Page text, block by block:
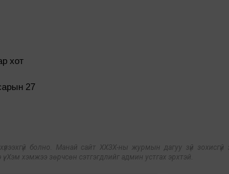
хот
27
болно. Манай сайт ХХЗХ-ны журмын дагуу зүй зохисгүй
Хэм хэмжээ зөрчсөн сэтгэгдлийг админ устгах эрхтэй.